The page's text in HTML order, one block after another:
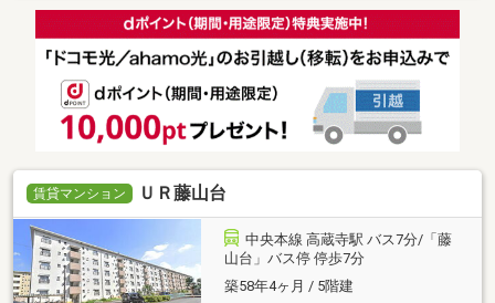
賃貸マンション ＵＲ藤山台
中央本線 高蔵寺駅 バス7分/「藤
山台」バス停 停歩7分
築58年4ヶ月 / 5階建